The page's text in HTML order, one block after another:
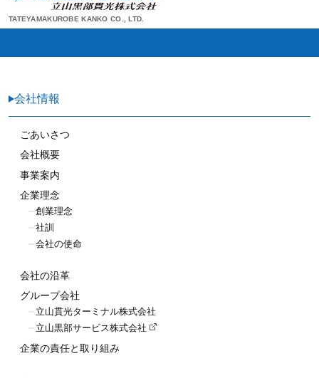
TATEYAMAKUROBE KANKO CO., LTD.
会社情報
ごあいさつ
会社概要
事業案内
企業理念
創業理念
社訓
会社の使命
会社の沿革
グループ会社
立山貫光ターミナル株式会社
立山黒部サービス株式会社
企業の責任と取り組み